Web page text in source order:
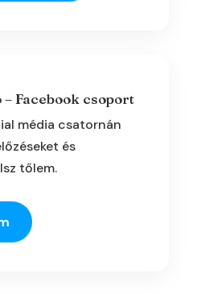
Facebook csoport
média csatornán
és
tőlem.